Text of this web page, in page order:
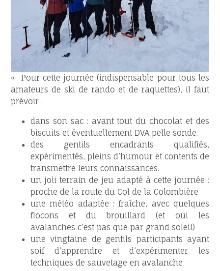
« Pour cette journée (indispensable pour tous les
amateurs de ski de rando et de raquettes), il faut
prévoir :
dans son sac : avant tout du chocolat et des
biscuits et éventuellement DVA pelle sonde.
des gentils encadrants qualifiés,
expérimentés, pleins d’humour et contents de
transmettre leurs connaissances.
un joli terrain de jeu adapté à cette journée :
proche de la route du Col de la Colombière
une météo adaptée : fraîche, avec quelques
flocons et du brouillard (et oui les
avalanches c’est pas que par grand soleil)
une vingtaine de gentils participants ayant
soif d’apprendre et d’expérimenter les
techniques de sauvetage en avalanche